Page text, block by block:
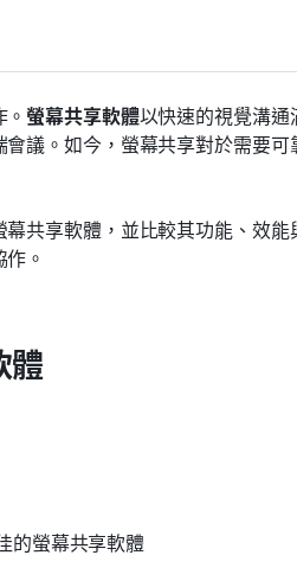
。螢幕共享軟體以快速的視覺溝
議。如今，螢幕共享對於需要
共享軟體，並比較其功能、效
。
體
的螢幕共享軟體